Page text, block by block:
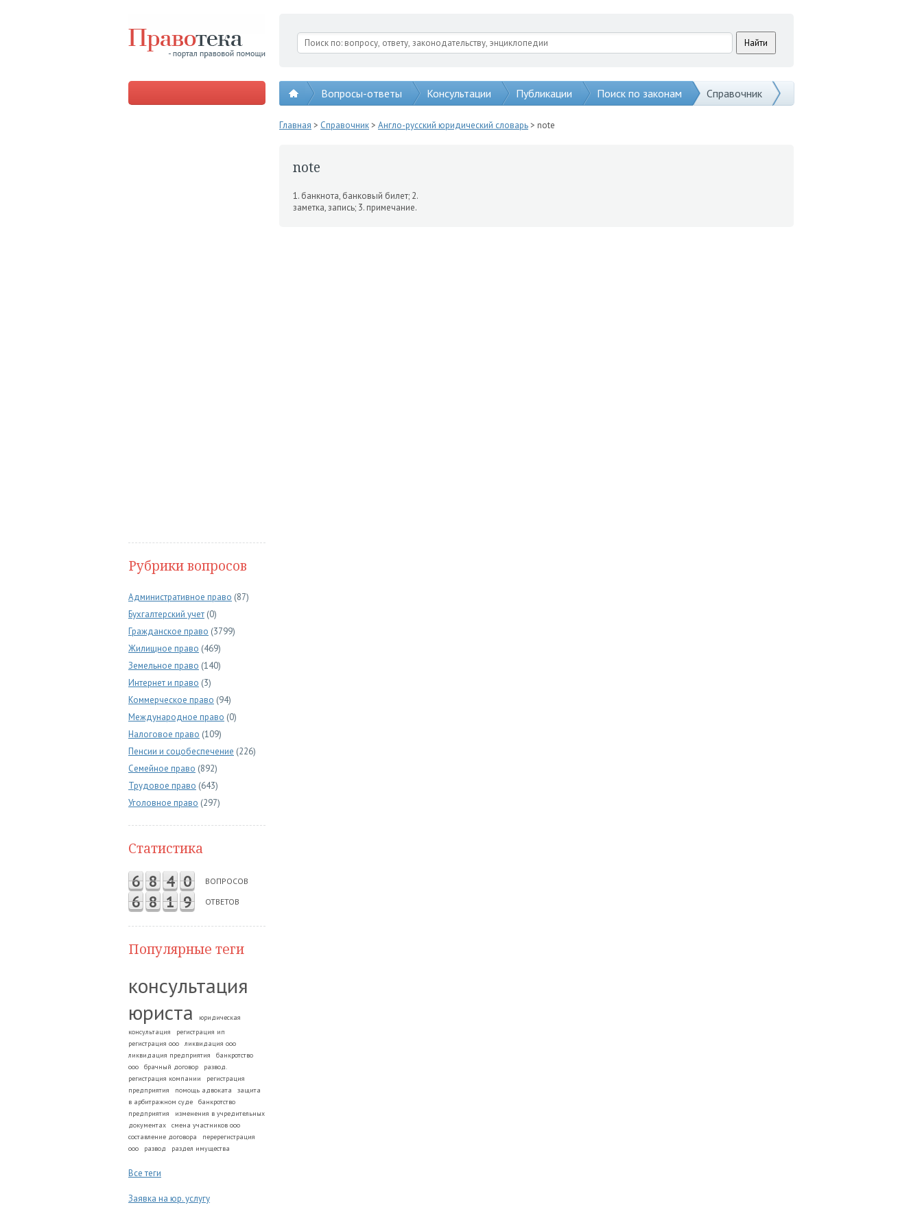
Вопросы-ответы Консультации Публикации Поиск по законам Справочник
Рубрики вопросов
Административное право (87)
Бухгалтерский учет (0)
Гражданское право (3799)
Жилищное право (469)
Земельное право (140)
Интернет и право (3)
Коммерческое право (94)
Международное право (0)
Налоговое право (109)
Пенсии и соцобеспечение (226)
Семейное право (892)
Трудовое право (643)
Уголовное право (297)
Статистика
6 8 4 0 ВОПРОСОВ
6 8 1 9 ОТВЕТОВ
Популярные теги
консультация
юриста
юридическая
консультация
регистрация ип
регистрация ооо
ликвидация ооо
ликвидация предприятия
банкротство
ооо
брачный договор
развод.
регистрация компании
регистрация
предприятия
помощь адвоката
защита
в арбитражном суде
банкротство
предприятия
изменения в учредительных
документах
смена участников ооо
составление договора
перерегистрация
ооо
развод раздел имущества
Все теги
Заявка на юр. услугу
Главная > Справочник> Англо-русский юридический словарь> note
note
1. банкнота, банковый билет; 2.
заметка, запись; 3. примечание.